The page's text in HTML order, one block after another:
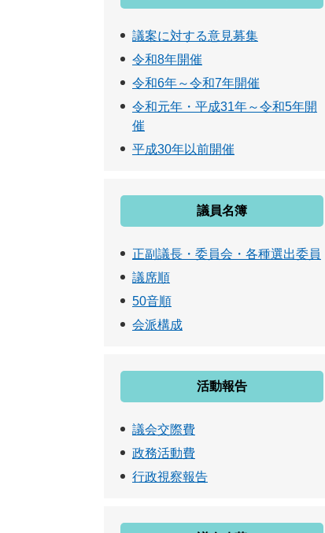
議案に対する意見募集
令和8年開催
令和6年～令和7年開催
令和元年・平成31年～令和5年開
催
平成30年以前開催
議員名簿
正副議長・委員会・各種選出委員
議席順
50音順
会派構成
活動報告
議会交際費
政務活動費
行政視察報告